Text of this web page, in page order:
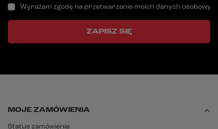
Wyrażam zgodę na przetwarzanie moich danych
ZAPISZ SIĘ
MOJE ZAMÓWIENIA
Status zamówienia